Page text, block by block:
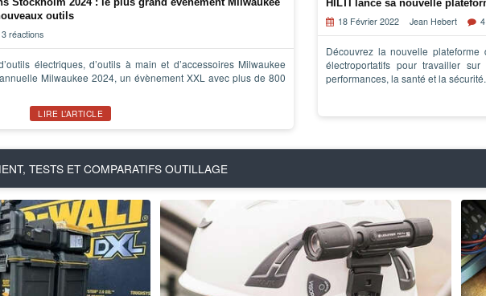
outils
3 réactions
électriques, d’outils à main et d’accessoires Milwaukee
Milwaukee 2024, un évènement XXL avec plus de 800
LIRE L’ARTICLE
HILTI lance sa nouvelle
18 Février 2022
Jean Hebert
Découvrez la nouvelle
électroportatifs pour travailler
performances, la santé et la sécurité.
TESTS ET COMPARATIFS OUTILLAGE